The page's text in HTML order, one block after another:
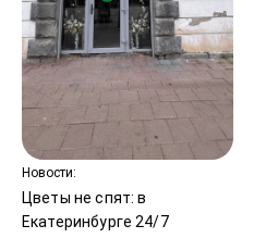
Новости:
Цветы не спят: в
Екатеринбурге 24/7